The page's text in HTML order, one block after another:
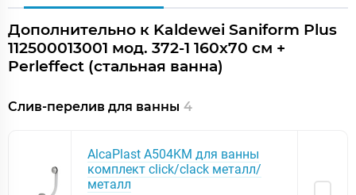
Дополнительно к Kaldewei Saniform Plus
112500013001 мод. 372-1 160x70 см +
Perleffect (стальная ванна)
Слив-перелив для ванны 4
AlcaPlast A504KM для ванны
комплект click/clack металл/
металл